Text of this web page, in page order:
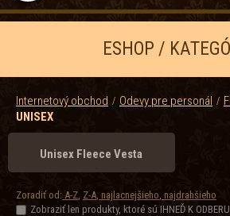
ESHOP /
Internetový obchod Odevy pre personál
UNISEX
Unisex Fleece Vesta
Zoradiť od: A-Z Z-A najlacnejšieho najdrahšieho
Zobraziť len produkty, ktoré sú IHNEĎ K ODBERU